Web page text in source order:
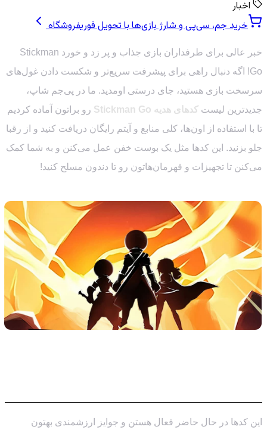
اخبار
خرید جم، سی‌پی و شارژ بازی‌ها با تحویل فوریفروشگاه
خبر عالی برای طرفداران بازی جذاب و پر زد و خورد Stickman
Go! اگه دنبال راهی برای پیشرفت سریع‌تر و شکست دادن غول‌های
سرسخت بازی هستید، جای درستی اومدید. ما در پی‌جم شاپ،
جدیدترین لیست کدهای هدیه Stickman Go
رو براتون آماده کردیم
تا با استفاده از اون‌ها، کلی منابع و آیتم رایگان دریافت کنید و از رقبا
جلو بزنید. این کدها مثل یک بوست خفن عمل می‌کنن و به شما کمک
می‌کنن تا تجهیزات و قهرمان‌هاتون رو تا دندون مسلح کنید!
این کدها در حال حاضر فعال هستن و جوایز ارزشمندی بهتون